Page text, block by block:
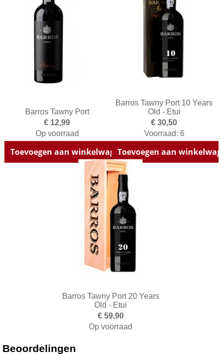
Barros Tawny Port
€ 12,99
Op voorraad
Toevoegen aan winkelwagen
Barros Tawny Port 10 Years
Old - Etui
€ 30,50
Voorraad: 6
Toevoegen aan
Barros Tawny Port 20 Years
Old - Etui
€ 59,90
Op voorraad
Toevoegen aan winkelwagen
Beoordelingen